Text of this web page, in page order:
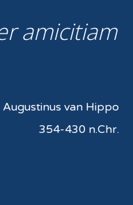
amicitiam
Augustinus van Hippo
354-430 n.Chr.